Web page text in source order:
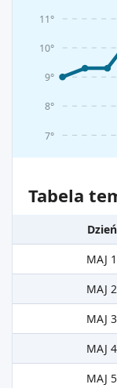
7°
8°
9°
10°
11°
Tabela
Dzień
MAJ 1
MAJ 2
MAJ 3
MAJ 4
MAJ 5